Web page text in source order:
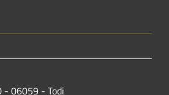
- 06059 - Todi